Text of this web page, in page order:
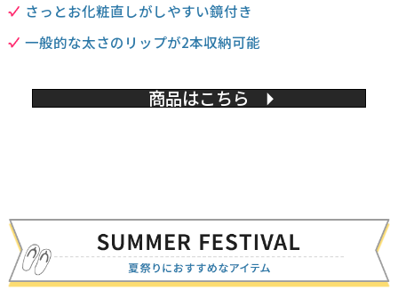
さっとお化粧直しがしやすい鏡付き
一般的な太さのリップが2本収納可能
商品はこちら